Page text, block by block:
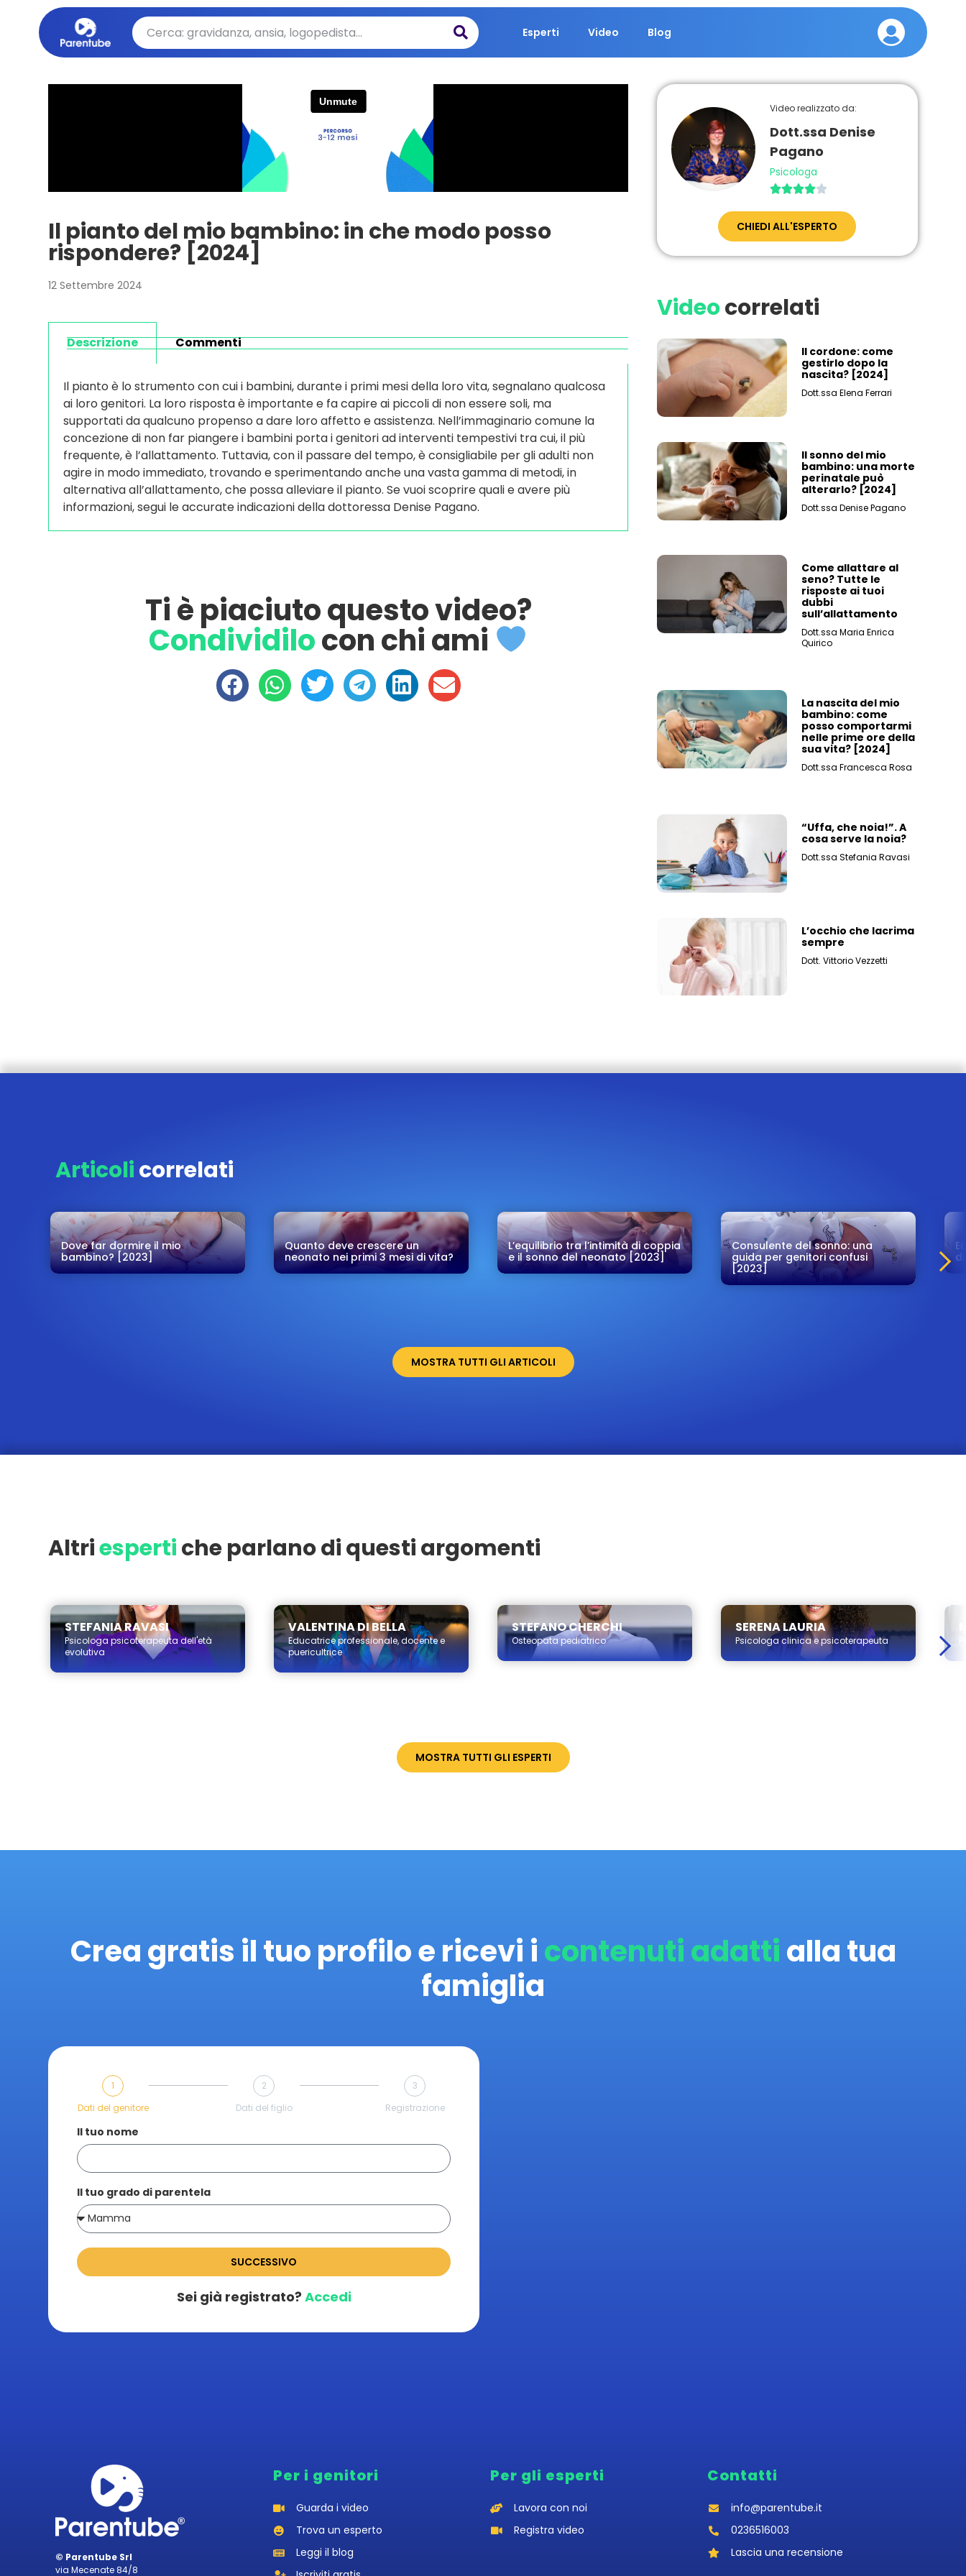
Esperti Video Blog
Il pianto del mio bambino: in che modo posso
rispondere? [2024]
12 Settembre 2024
Descrizione Commenti
Il pianto è lo strumento con cui i bambini, durante i primi mesi della loro vita, segnalano qualcosa
ai loro genitori. La loro risposta è importante e fa capire ai piccoli di non essere soli, ma
supportati da qualcuno propenso a dare loro affetto e assistenza. Nell’immaginario comune la
concezione di non far piangere i bambini porta i genitori ad interventi tempestivi tra cui, il più
frequente, è l’allattamento. Tuttavia, con il passare del tempo, è consigliabile per gli adulti non
agire in modo immediato, trovando e sperimentando anche una vasta gamma di metodi, in
alternativa all’allattamento, che possa alleviare il pianto. Se vuoi scoprire quali e avere più
informazioni, segui le accurate indicazioni della dottoressa Denise Pagano.
Ti è piaciuto questo video?
Condividilocon chi ami
Video realizzato da:
Dott.ssa Denise
Pagano
Psicologa

CHIEDI ALL'ESPERTO
Videocorrelati
Il cordone: come
gestirlo dopo la
nascita? [2024]
Dott.ssa Elena Ferrari
Il sonno del mio
bambino: una morte
perinatale può
alterarlo? [2024]
Dott.ssa Denise Pagano
Come allattare al
seno? Tutte le
risposte ai tuoi
dubbi
sull’allattamento
Dott.ssa Maria Enrica
Quirico
La nascita del mio
bambino: come
posso comportarmi
nelle prime ore della
sua vita? [2024]
Dott.ssa Francesca Rosa
“Uffa, che noia!”. A
cosa serve la noia?
Dott.ssa Stefania Ravasi
L’occhio che lacrima
sempre
Dott. Vittorio Vezzetti
Articolicorrelati
Dove far dormire il mio
bambino? [2023]
Quanto deve crescere un
neonato nei primi 3 mesi di vita?
L’equilibrio tra l’intimità di coppia
e il sonno del neonato [2023]
Consulente del sonno: una
guida per genitori confusi
[2023]
MOSTRA TUTTI GLI ARTICOLI
Altriespertiche parlano di questi argomenti
STEFANIA RAVASI
Psicologa psicoterapeuta dell'età
evolutiva
VALENTINA DI BELLA
Educatrice professionale, docente e
puericultrice
STEFANO CHERCHI
Osteopata pediatrico
Varedo
SERENA LAURIA
Psicologa clinica e psicoterapeuta
MOSTRA TUTTI GLI ESPERTI
Crea gratis il tuo profilo e ricevi icontenuti adattialla tua
famiglia
1
Dati del genitore
2
Dati del figlio
3
Registrazione
Il tuo nome
Il tuo grado di parentela
SUCCESSIVO
Sei già registrato? Accedi
© Parentube Srl
via Mecenate 84/8
Per i genitori
Guarda i video
Trova un esperto
Leggi il blog
Per gli esperti
Lavora con noi
Registra video
Contatti
info@parentube.it
0236516003‬
Lascia una recensione